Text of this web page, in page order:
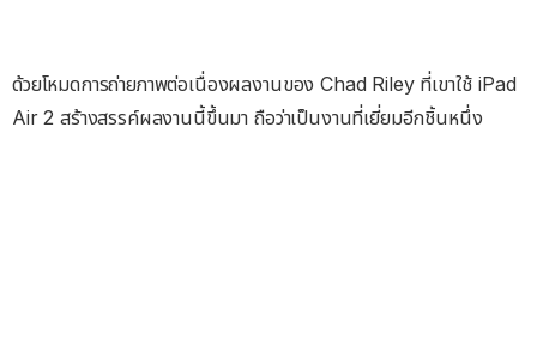
ด้วยโหมดการถ่ายภาพต่อเนื่องผลงานของ Chad Riley ที่เขาใช้ iPad
Air 2 สร้างสรรค์ผลงานนี้ขึ้นมา ถือว่าเป็นงานที่เยี่ยมอีกชิ้นหนึ่ง